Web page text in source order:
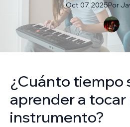
Oct 07, 2025Por
¿Cuánto tiempo
aprender a tocar
instrumento?